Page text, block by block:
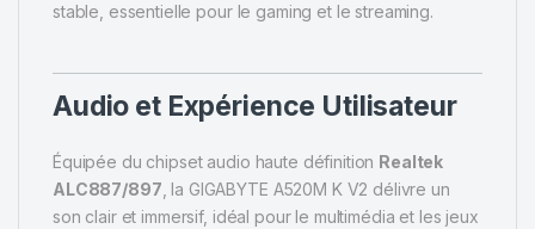
stable, essentielle pour le gaming et le streaming.
Audio et Expérience Utilisateur
Équipée du chipset audio haute définition Realtek
ALC887/897 , la GIGABYTE A520M K V2 délivre un
son clair et immersif, idéal pour le multimédia et les jeux